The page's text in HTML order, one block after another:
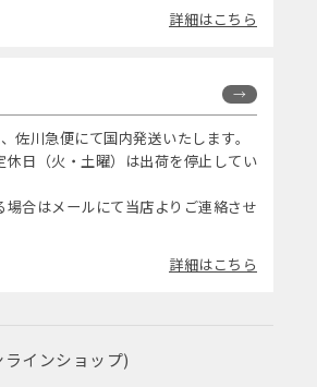
詳細はこちら
佐川急便にて国内発送いたします。
日（火・土曜）は出荷を停止してい
合はメールにて当店よりご連絡させ
詳細はこちら
インショップ)